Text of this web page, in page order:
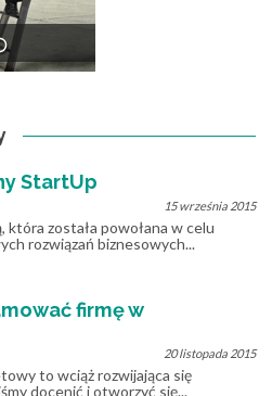
StartUp
15 września 2015
została powołana w celu
rozwiązań biznesowych...
firmę w
20 listopada 2015
to wciąż rozwijająca się
docenić i otworzyć się...